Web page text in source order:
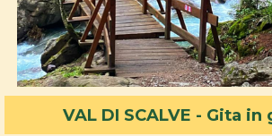
VAL DI SCALVE - Gita